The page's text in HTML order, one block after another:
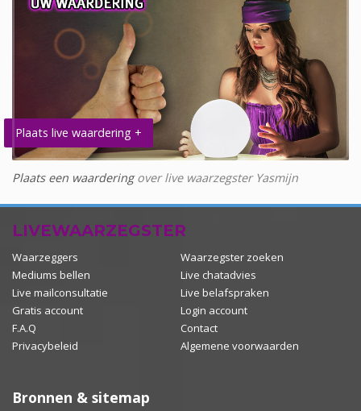
Plaats live waardering +
Plaats een waarderingover live waarzegster Yasmijn
LIVEWAARZEGSTER
Waarzeggers
Waarzegster zoeken
Mediums bellen
Live chatadvies
Live mailconsultatie
Live belafspraken
Gratis account
Login account
F.A.Q
Contact
Privacybeleid
Algemene voorwaarden
Bronnen & sitemap